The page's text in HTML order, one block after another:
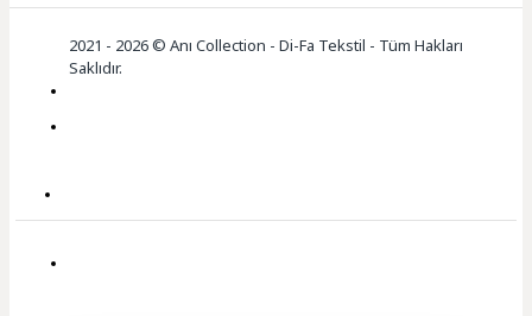
2021 - 2026 © Anı Collection - Di-Fa Tekstil - Tüm Hakları
Saklıdır.